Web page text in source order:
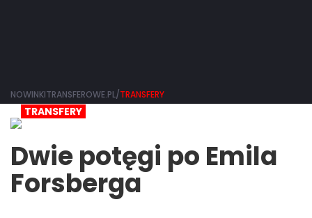
NOWINKITRANSFEROWE.PL/TRANSFERY
TRANSFERY
Dwie potęgi po Emila
Forsberga